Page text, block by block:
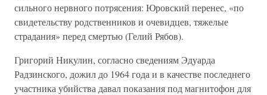
сильного нервного потрясения: Юровский перенес, «по
свидетельству родственников и очевидцев, тяжелые
страдания» перед смертью (Гелий Рябов).
Григорий Никулин, согласно сведениям Эдуарда
Радзинского, дожил до 1964 года и в качестве последнего
участника убийства давал показания под магнитофон для